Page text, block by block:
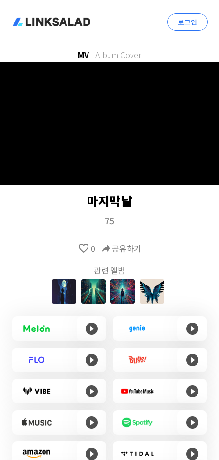
로그인
MV | Album Cover
마지막날
75
favorite_border 0 reply공유하기
관련 앨범